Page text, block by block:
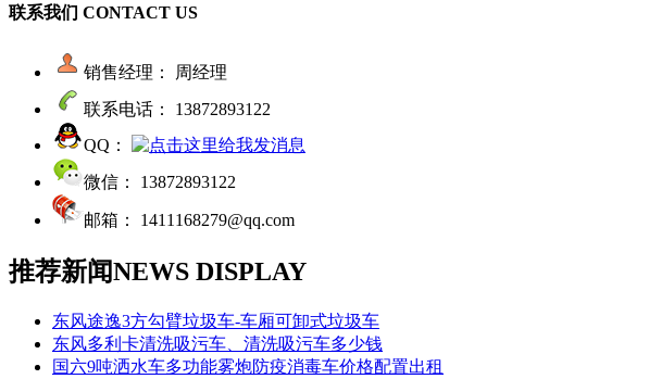
联系我们 CONTACT US
销售经理： 周经理
联系电话： 13872893122
QQ：
微信： 13872893122
邮箱： 1411168279@qq.com
推荐新闻NEWS DISPLAY
东风途逸3方勾臂垃圾车-车厢可卸式垃圾车
东风多利卡清洗吸污车、清洗吸污车多少钱
国六9吨洒水车多功能雾炮防疫消毒车价格配置出租